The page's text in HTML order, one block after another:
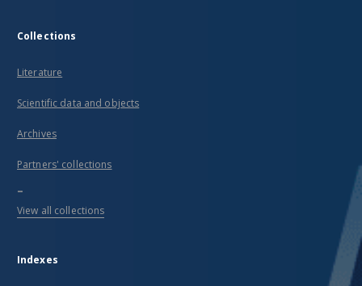
Collections
Literature
Scientific data and objects
Archives
Partners' collections
...
View all collections
Indexes